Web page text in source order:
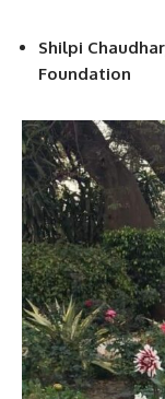
Shilpi
Foundation